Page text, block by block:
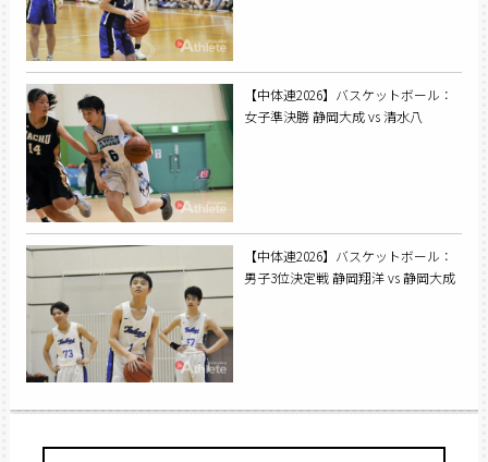
【中体連2026】バスケットボール：
女子準決勝 静岡大成 vs 清水八
【中体連2026】バスケットボール：
男子3位決定戦 静岡翔洋 vs 静岡大成